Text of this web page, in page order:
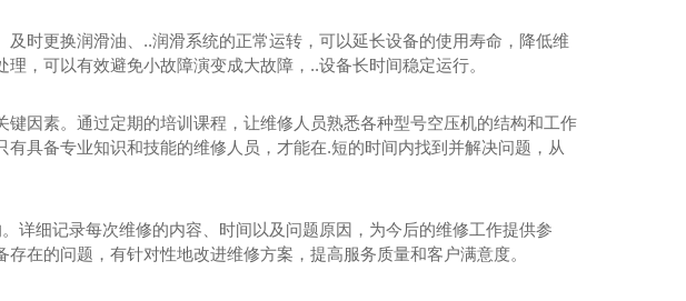
时更换润滑油、..润滑系统的正常运转，可以延长设备的使用寿命，降低维
，可以有效避免小故障演变成大故障，..设备长时间稳定运行。
因素。通过定期的培训课程，让维修人员熟悉各种型号空压机的结构和工作
具备专业知识和技能的维修人员，才能在.短的时间内找到并解决问题，从
详细记录每次维修的内容、时间以及问题原因，为今后的维修工作提供参
在的问题，有针对性地改进维修方案，提高服务质量和客户满意度。